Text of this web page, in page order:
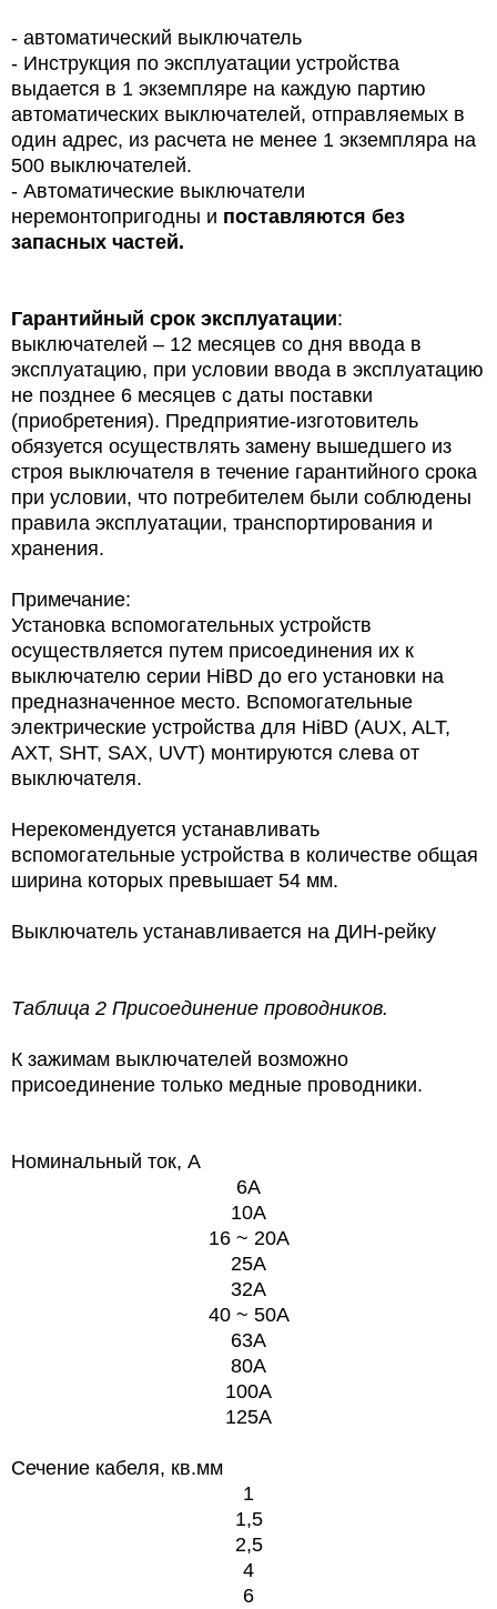
- автоматический выключатель
- Инструкция по эксплуатации устройства
выдается в 1 экземпляре на каждую партию
автоматических выключателей, отправляемых в
один адрес, из расчета не менее 1 экземпляра на
500 выключателей.
- Автоматические выключатели
неремонтопригодны и поставляются без
запасных частей.
Гарантийный срок эксплуатации:
выключателей – 12 месяцев со дня ввода в
эксплуатацию, при условии ввода в эксплуатацию
не позднее 6 месяцев с даты поставки
(приобретения). Предприятие-изготовитель
обязуется осуществлять замену вышедшего из
строя выключателя в течение гарантийного срока
при условии, что потребителем были соблюдены
правила эксплуатации, транспортирования и
хранения.
Примечание:
Установка вспомогательных устройств
осуществляется путем присоединения их к
выключателю серии HiBD до его установки на
предназначенное место. Вспомогательные
электрические устройства для HiBD (AUX, ALT,
AXT, SHT, SAX, UVT) монтируются слева от
выключателя.
Нерекомендуется устанавливать
вспомогательные устройства в количестве общая
ширина которых превышает 54 мм.
Выключатель устанавливается на ДИН-рейку
Таблица 2 Присоединение проводников.
К зажимам выключателей возможно
присоединение только медные проводники.
Номинальный ток, А
6А
10А
16 ~ 20A
25A
32A
40 ~ 50A
63A
80A
100A
125A
Сечение кабеля, кв.мм
1
1,5
2,5
4
6